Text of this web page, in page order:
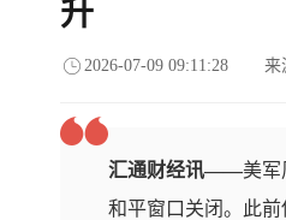
升
2026-07-09 09:11:28 来
汇通财经讯——美军
和平窗口关闭。此